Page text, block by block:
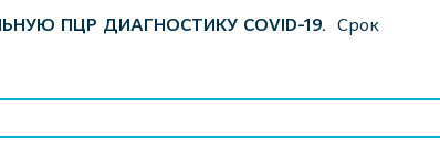
ПЦР ДИАГНОСТИКУ COVID-19. Срок